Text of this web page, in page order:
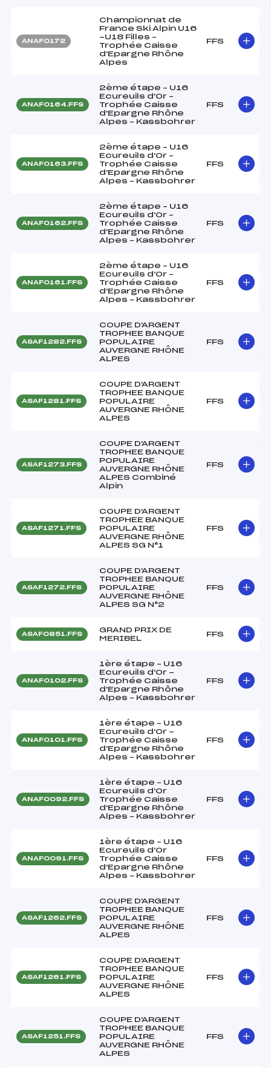
ANAF0172
Championnat de
France Ski Alpin U16
-U18 Filles –
Trophée Caisse
d'Epargne Rhône
Alpes
FFS
ANAF0164.FFS
2ème étape – U16
Ecureuils d'Or –
Trophée Caisse
d'Epargne Rhône
Alpes – Kassbohrer
FFS
ANAF0163.FFS
2ème étape – U16
Ecureuils d'Or –
Trophée Caisse
d'Epargne Rhône
Alpes – Kassbohrer
FFS
ANAF0162.FFS
2ème étape – U16
Ecureuils d'Or –
Trophée Caisse
d'Epargne Rhône
Alpes – Kassbohrer
FFS
ANAF0161.FFS
2ème étape – U16
Ecureuils d'Or –
Trophée Caisse
d'Epargne Rhône
Alpes – Kassbohrer
FFS
ASAF1282.FFS
COUPE D'ARGENT
TROPHEE BANQUE
POPULAIRE
AUVERGNE RHÔNE
ALPES
FFS
ASAF1281.FFS
COUPE D'ARGENT
TROPHEE BANQUE
POPULAIRE
AUVERGNE RHÔNE
ALPES
FFS
ASAF1273.FFS
COUPE D'ARGENT
TROPHEE BANQUE
POPULAIRE
AUVERGNE RHÔNE
ALPES Combiné
Alpin
FFS
ASAF1271.FFS
COUPE D'ARGENT
TROPHEE BANQUE
POPULAIRE
AUVERGNE RHÔNE
ALPES SG N°1
FFS
ASAF1272.FFS
COUPE D'ARGENT
TROPHEE BANQUE
POPULAIRE
AUVERGNE RHÔNE
ALPES SG N°2
FFS
ASAF0851.FFS
GRAND PRIX DE
MERIBEL
FFS
ANAF0102.FFS
1ère étape – U16
Ecureuils d'Or -
Trophée Caisse
d'Epargne Rhône
Alpes – Kassbohrer
FFS
ANAF0101.FFS
1ère étape – U16
Ecureuils d'Or -
Trophée Caisse
d'Epargne Rhône
Alpes – Kassbohrer
FFS
ANAF0092.FFS
1ère étape – U16
Ecureuils d'Or
Trophée Caisse
d'Epargne Rhône
Alpes – Kassbohrer
FFS
ANAF0091.FFS
1ère étape – U16
Ecureuils d'Or
Trophée Caisse
d'Epargne Rhône
Alpes – Kassbohrer
FFS
ASAF1262.FFS
COUPE D'ARGENT
TROPHEE BANQUE
POPULAIRE
AUVERGNE RHÔNE
ALPES
FFS
ASAF1261.FFS
COUPE D'ARGENT
TROPHEE BANQUE
POPULAIRE
AUVERGNE RHÔNE
ALPES
FFS
ASAF1251.FFS
COUPE D'ARGENT
TROPHEE BANQUE
POPULAIRE
AUVERGNE RHÔNE
ALPES
FFS